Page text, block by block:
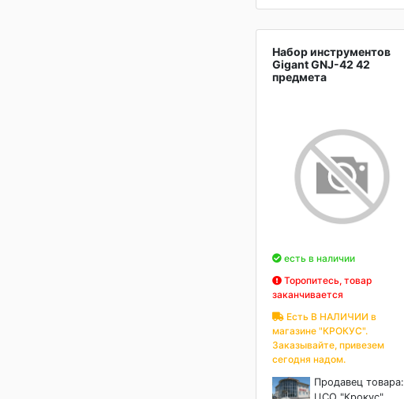
Набор инструментов
Gigant GNJ-42 42
предмета
есть в наличии
Торопитесь, товар
заканчивается
Есть В НАЛИЧИИ в
магазине "КРОКУС".
Заказывайте, привезем
сегодня надом.
Продавец товара: